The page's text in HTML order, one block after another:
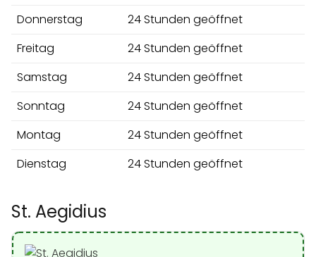
Donnerstag
24 Stunden geöffnet
Freitag
24 Stunden geöffnet
Samstag
24 Stunden geöffnet
Sonntag
24 Stunden geöffnet
Montag
24 Stunden geöffnet
Dienstag
24 Stunden geöffnet
St. Aegidius